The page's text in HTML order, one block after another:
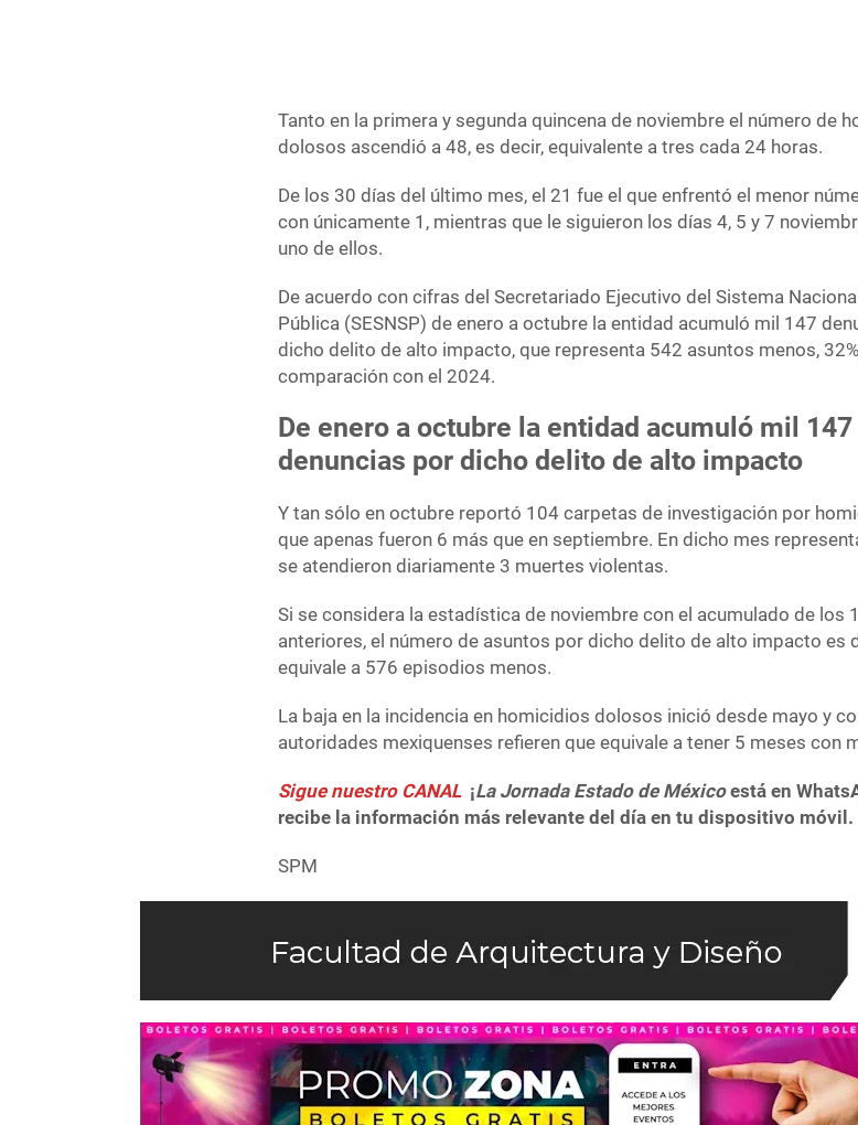
Tanto en la primera y segunda quincena de noviembre el número de
dolosos ascendió a 48, es decir, equivalente a tres cada 24 horas.
De los 30 días del último mes, el 21 fue el que enfrentó el menor
con únicamente 1, mientras que le siguieron los días 4, 5 y 7
uno de ellos.
De acuerdo con cifras del Secretariado Ejecutivo del Sistema
Pública (SESNSP) de enero a octubre la entidad acumuló mil 147
dicho delito de alto impacto, que representa 542 asuntos menos,
comparación con el 2024.
De enero a octubre la entidad acumuló mil 147
denuncias por dicho delito de alto impacto
Y tan sólo en octubre reportó 104 carpetas de investigación por
que apenas fueron 6 más que en septiembre. En dicho mes
se atendieron diariamente 3 muertes violentas.
Si se considera la estadística de noviembre con el acumulado de los
anteriores, el número de asuntos por dicho delito de alto impacto es
equivale a 576 episodios menos.
La baja en la incidencia en homicidios dolosos inició desde mayo y
autoridades mexiquenses refieren que equivale a tener 5 meses con
Sigue nuestro CANAL ¡La Jornada Estado de Méxicoestá en
recibe la información más relevante del día en tu dispositivo móvil.
SPM